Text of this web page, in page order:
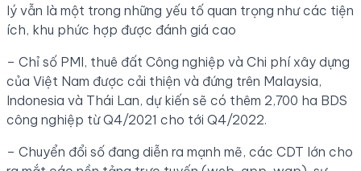
lý vẫn là một trong những yếu tố quan trọng như các tiện
ích, khu phức hợp được đánh giá cao
– Chỉ số PMI, thuê đất Công nghiệp và Chi phí xây dựng
của Việt Nam được cải thiện và đứng trên Malaysia,
Indonesia và Thái Lan, dự kiến sẽ có thêm 2,700 ha BDS
công nghiệp từ Q4/2021 cho tới Q4/2022.
– Chuyển đổi số đang diễn ra mạnh mẽ, các CDT lớn cho